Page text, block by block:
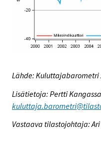
Lähde: Kuluttajabarometri
Lisätietoja: Pertti
Vastaava tilastojohtaja: Ari